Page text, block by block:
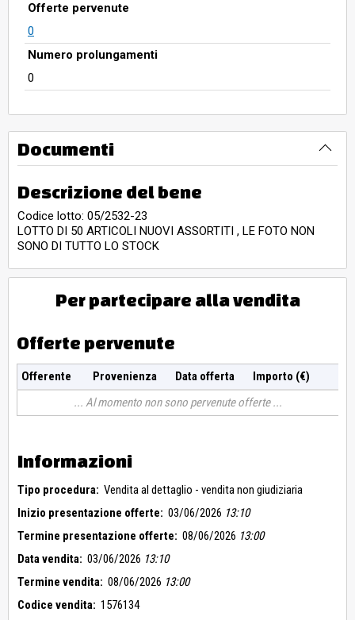
Offerte pervenute
0
Numero prolungamenti
0
Documenti
Descrizione del bene
Codice lotto: 05/2532-23
LOTTO DI 50 ARTICOLI NUOVI ASSORTITI , LE FOTO NON
SONO DI TUTTO LO STOCK
Per partecipare alla vendita
Offerte pervenute
Offerente Provenienza Data offerta
Importo (€)
Al momento non sono pervenute offerte
Informazioni
Tipo procedura: Vendita al dettaglio - vendita non giudiziaria
Inizio presentazione offerte: 03/06/2026 13:10
Termine presentazione offerte: 08/06/2026 13:00
Data vendita: 03/06/2026 13:10
Termine vendita: 08/06/2026 13:00
Codice vendita: 1576134